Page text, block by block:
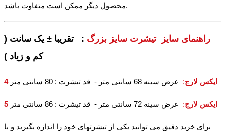
محصول دیگر ممکن است متفاوت باشد.
راهنمای سایز تیشرت سایز بزرگ : تقریبا ± یک سانت (
کم و زیاد )
4 ایکس لارج: عرض سینه 68 سانتی متر - قد تیشرت : 80 سانتی متر
5 ایکس لارج: عرض سینه 72 سانتی متر - قد تیشرت : 86 سانتی متر
برای خرید دقیق می توانید یکی از تیشرتهای خود را اندازه بگیرید و با